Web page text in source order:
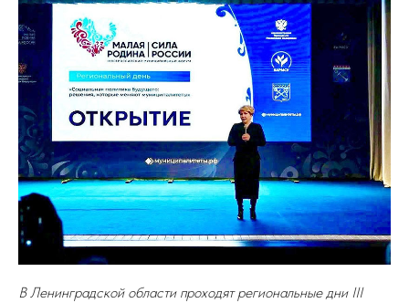
В Ленинградской области проходят региональные дни III